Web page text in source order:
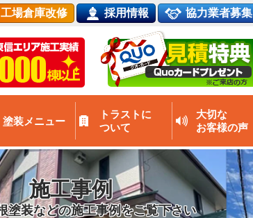
工場倉庫改修 採用情報 協力業者募集
塗装メニュー
トラストに
ついて
大切な
お客様の声
施工事例
塗装などの施工事例をご覧下さい